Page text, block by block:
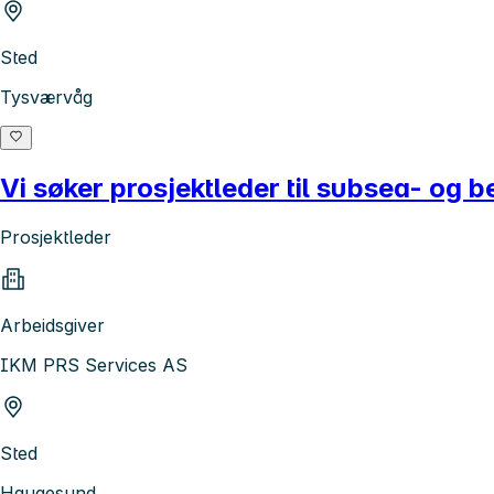
Sted
Tysværvåg
Vi søker prosjektleder til subsea- og
Prosjektleder
Arbeidsgiver
IKM PRS Services AS
Sted